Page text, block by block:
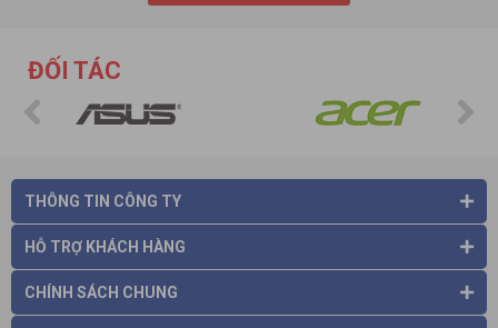
chuẩn quản lý chất lượng quốc tế , năm 2004 hãng nhận bằng
khen sản phẩm chất lượng tốt nhất của năm.
ĐỐI TÁC
THÔNG TIN CÔNG TY
HỖ TRỢ KHÁCH HÀNG
CHÍNH SÁCH CHUNG